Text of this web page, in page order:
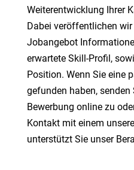
Weiterentwicklung Ihrer
Dabei veröffentlichen wir
Jobangebot
erwartete Skill-Profil,
Position. Wenn Sie eine
gefunden haben,
Bewerbung online zu
Kontakt mit einem
unterstützt Sie unser